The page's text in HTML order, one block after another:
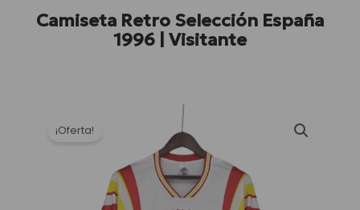
Camiseta Retro Selección España
1996 | Visitante
¡Oferta!